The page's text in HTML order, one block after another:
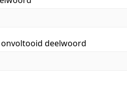
onvoltooid deelwoord